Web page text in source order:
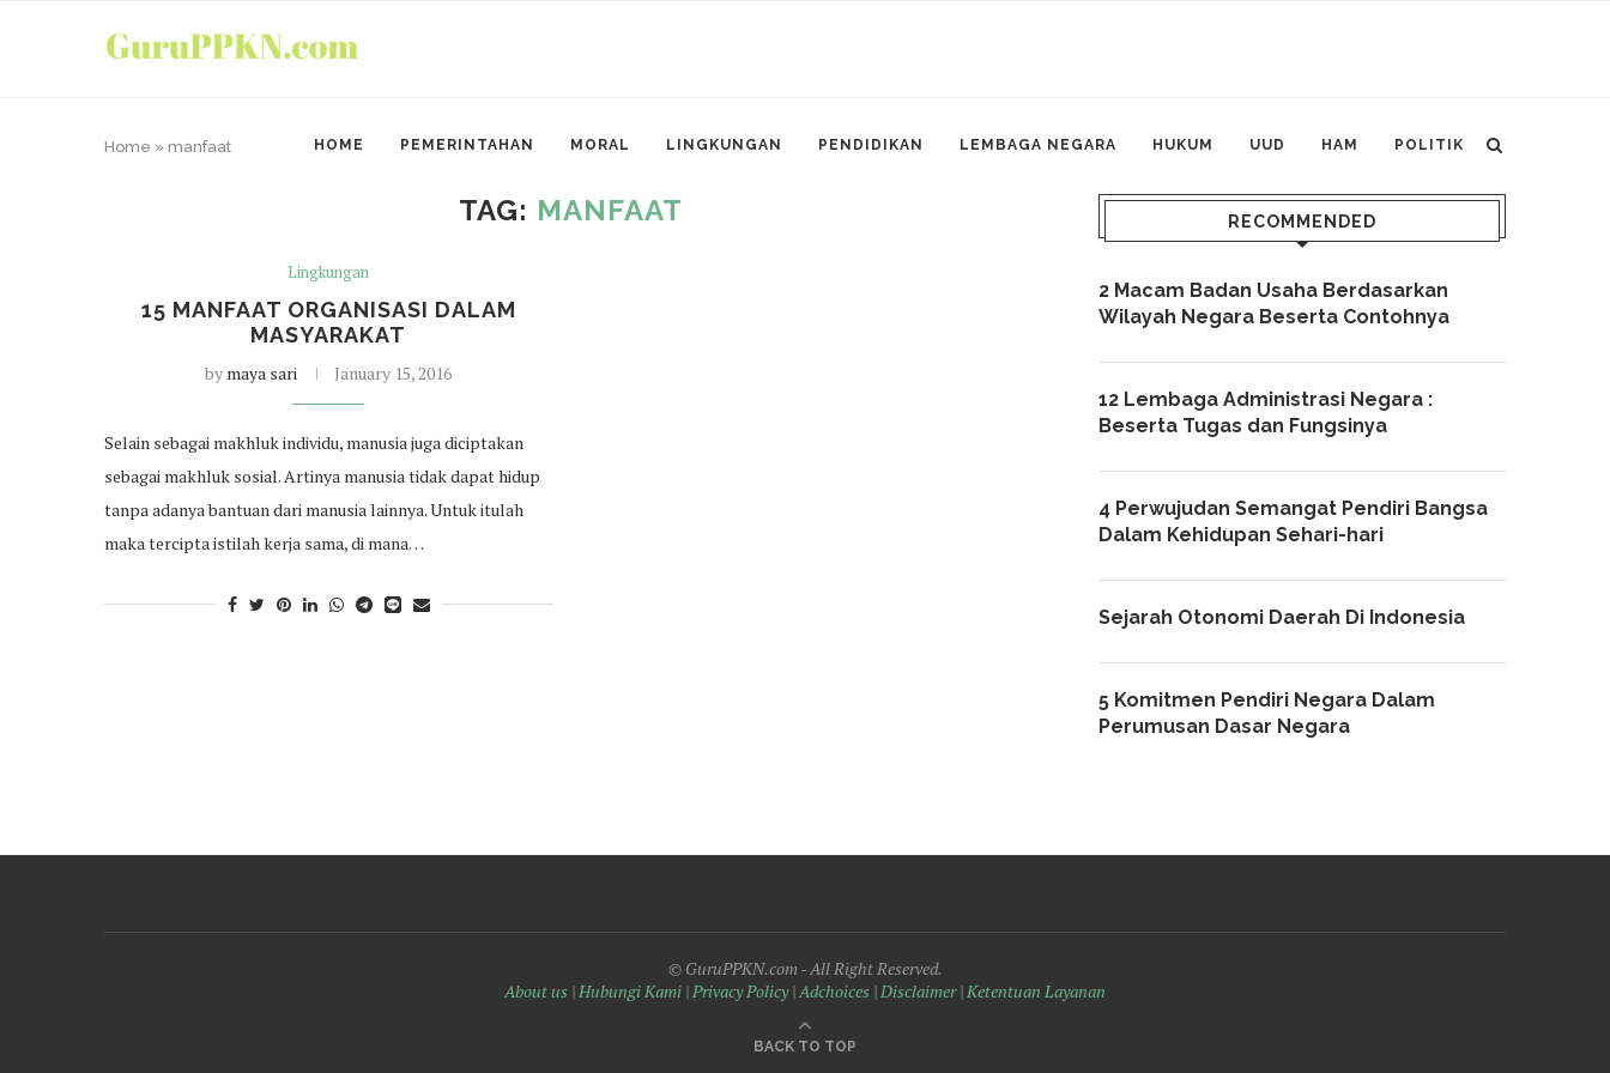
HOME PEMERINTAHAN MORAL LINGKUNGAN PENDIDIKAN LEMBAGA NEGARA HUKUM UUD HAM POLITIK
Home » manfaat
TAG: MANFAAT
Lingkungan
15 MANFAAT ORGANISASI DALAM
MASYARAKAT
by maya sari January 15, 2016
Selain sebagai makhluk individu, manusia juga diciptakan
sebagai makhluk sosial. Artinya manusia tidak dapat hidup
tanpa adanya bantuan dari manusia lainnya. Untuk itulah
maka tercipta istilah kerja sama, di mana…
RECOMMENDED
2 Macam Badan Usaha Berdasarkan
Wilayah Negara Beserta Contohnya
12 Lembaga Administrasi Negara :
Beserta Tugas dan Fungsinya
4 Perwujudan Semangat Pendiri Bangsa
Dalam Kehidupan Sehari-hari
Sejarah Otonomi Daerah Di Indonesia
5 Komitmen Pendiri Negara Dalam
Perumusan Dasar Negara
© GuruPPKN.com - All Right Reserved.
About us |Hubungi Kami |Privacy Policy|Adchoices |Disclaimer|Ketentuan Layanan
BACK TO TOP